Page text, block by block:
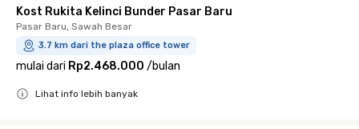
Kost Rukita Kelinci Bunder Pasar Baru
Pasar Baru, Sawah Besar
3.7 km dari the plaza office tower
mulai dari Rp2.468.000 /bulan
Lihat info lebih banyak